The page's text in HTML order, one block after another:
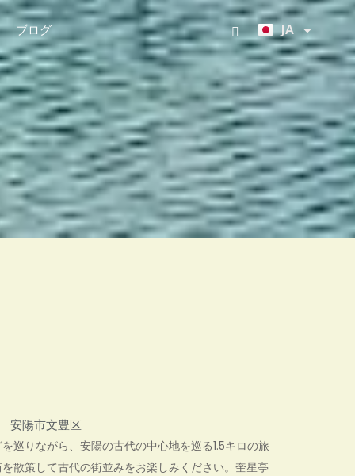
ブログ JA
KO
ZH
安陽市文豊区
巡りながら、安陽の古代の中心地を巡る1.5キロの旅
散策して古代の街並みをお楽しみください。奎星亭